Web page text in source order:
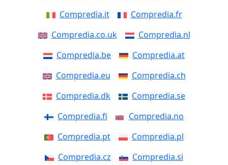
Compredia.it
Compredia.fr
Compredia.co.uk
Compredia.nl
Compredia.be
Compredia.at
Compredia.eu
Compredia.ch
Compredia.dk
Compredia.se
Compredia.fi
Compredia.no
Compredia.pt
Compredia.pl
Compredia.cz
Compredia.si